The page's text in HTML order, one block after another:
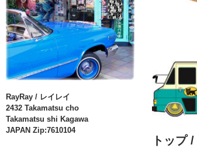
RayRay / レイレイ
2432 Takamatsu cho
Takamatsu shi Kagawa
JAPAN Zip:7610104
トップ/